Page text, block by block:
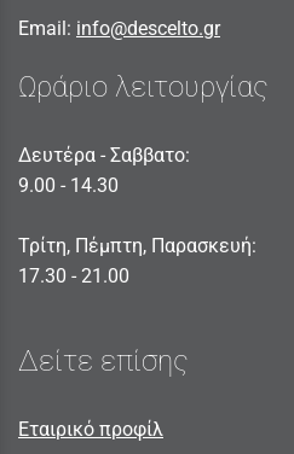
Email: info@descelto.gr
Ωράριο λειτουργίας
Δευτέρα - Σαββατο:
9.00 - 14.30
Τρίτη, Πέμπτη, Παρασκευή:
17.30 - 21.00
Δείτε επίσης
Εταιρικό προφίλ